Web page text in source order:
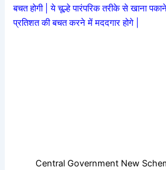
बचत होगी | ये चूल्हे पारंपरिक तरीके से खाना
प्रतिशत की बचत करने में मददगार होगे |
Central Government New